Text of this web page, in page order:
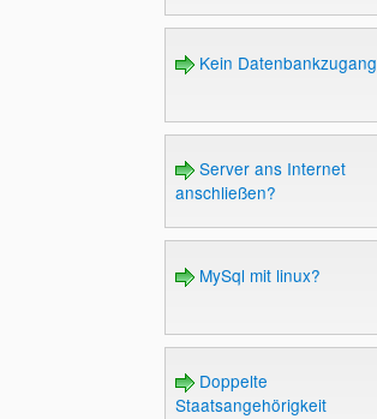
Kein Datenbankzugang
Server ans Internet
anschließen?
MySql mit linux?
Doppelte
Staatsangehörigkeit